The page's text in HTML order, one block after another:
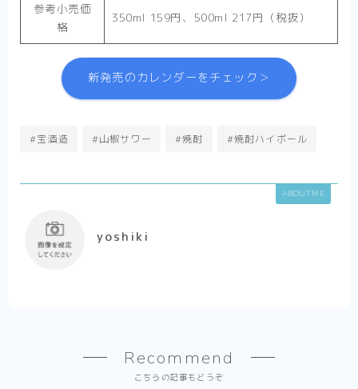
参考小売価
格
350ml 159円、500ml 217円（税抜）
新発売のカレンダーをチェック＞
#宝酒造 #山椒サワー #焼酎 #焼酎ハイボール
ABOUT ME
yoshiki
Recommend
こちらの記事もどうぞ